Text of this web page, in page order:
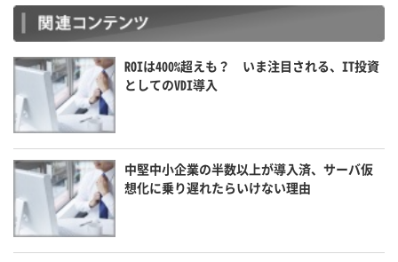
ROIは400%超えも？ いま注目される、IT投資
としてのVDI導入
中堅中小企業の半数以上が導入済、サーバ仮
想化に乗り遅れたらいけない理由